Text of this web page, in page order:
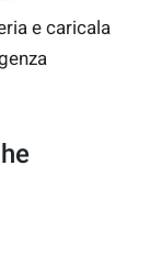
e caricala